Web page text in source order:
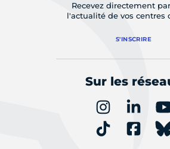
Recevez directement
l'actualité de vos centres
S'INSCRIRE
Sur les